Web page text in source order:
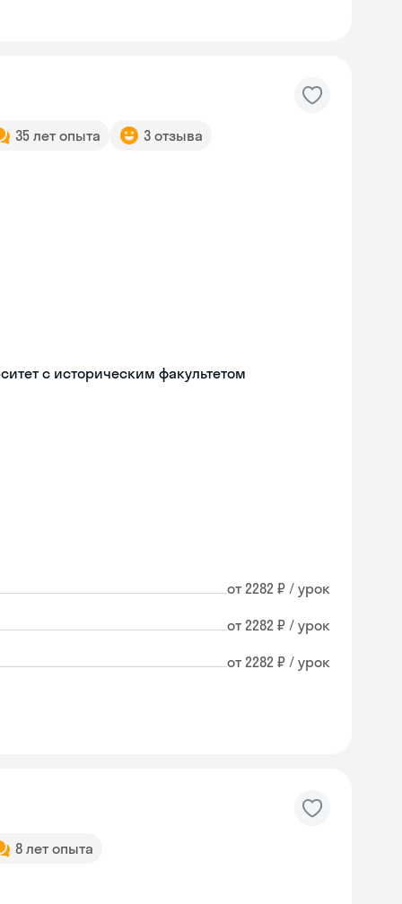
35 лет опыта 3 отзыва
с историческим факультетом
от 2282 ₽ / урок
от 2282 ₽ / урок
от 2282 ₽ / урок
8 лет опыта